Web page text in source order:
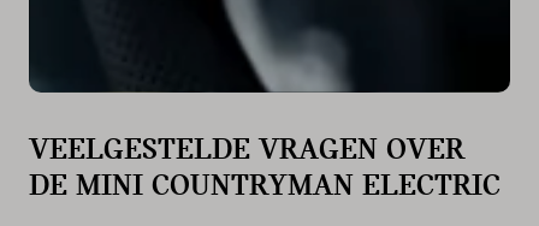
VEELGESTELDE VRAGEN OVER
DE MINI COUNTRYMAN ELECTRIC